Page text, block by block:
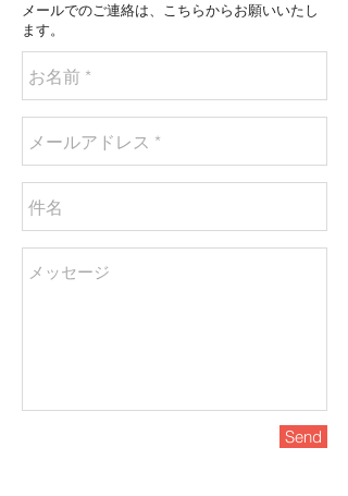
メールでのご連絡は、こちらからお願いいたし
ます。
Send